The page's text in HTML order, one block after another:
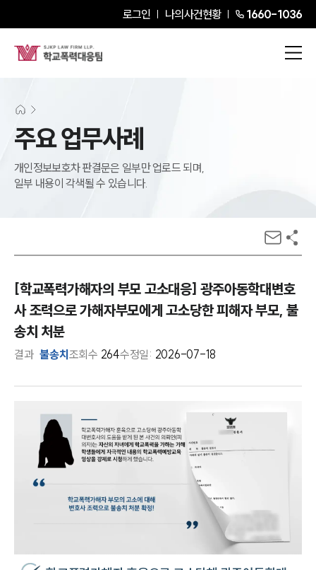
로그인 나의사건현황 1660-1036
주요 업무사례
개인정보보호차 판결문은 일부만 업로드 되며,
일부 내용이 각색될 수 있습니다.
[학교폭력가해자의 부모 고소대응] 광주아동학대변호
사 조력으로 가해자부모에게 고소당한 피해자 부모, 불
송치 처분
결과 불송치 조회수 264수정일: 2026-07-18